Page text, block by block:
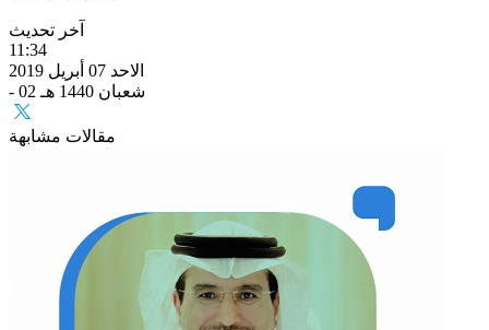
آخر تحديث
11:34
الاحد 07 أبريل 2019
- 02 شعبان 1440 هـ
مقالات مشابهة